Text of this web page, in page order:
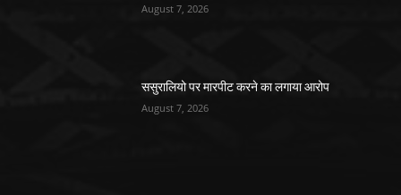
August 7, 2026
ससुरालियो पर मारपीट करने का लगाया आरोप
August 7, 2026